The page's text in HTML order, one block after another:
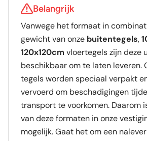
Belangrijk
Vanwege het formaat in
gewicht van onze buitentegels,
120x120cm vloertegels zijn deze
beschikbaar om te laten leveren.
tegels worden speciaal verpakt
vervoerd om beschadigingen
transport te voorkomen. Daarom
van deze formaten in onze
mogelijk. Gaat het om een